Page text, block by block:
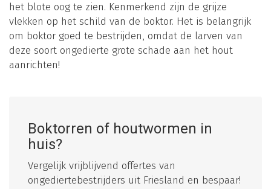
het blote oog te zien. Kenmerkend zijn de grijze
vlekken op het schild van de boktor. Het is belangrijk
om boktor goed te bestrijden, omdat de larven van
deze soort ongedierte grote schade aan het hout
aanrichten!
Boktorren of houtwormen in
huis?
Vergelijk vrijblijvend offertes van
ongediertebestrijders uit Friesland en bespaar!